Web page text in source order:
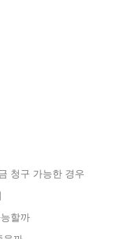
청구 가능한 경우
할까